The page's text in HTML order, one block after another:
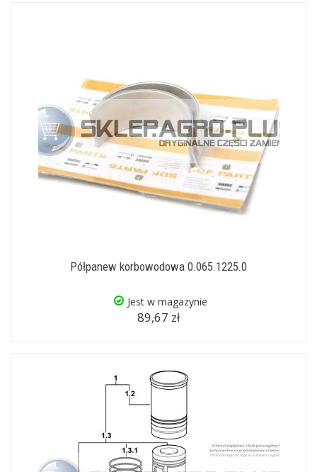
Półpanew korbowodowa 0.065.1225.0
Jest w magazynie
89,67 zł